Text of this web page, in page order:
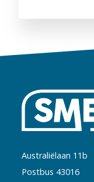
Australiëlaan 11b
Postbus 43016